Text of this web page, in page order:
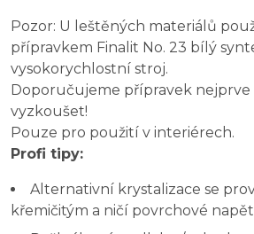
Pozor: U leštěných materiálů
přípravkem Finalit No. 23 bílý
vysokorychlostní stroj.
Doporučujeme přípravek nejprve
vyzkoušet!
Pouze pro použití v interiérech.
Profi tipy:
Alternativní krystalizace se
křemičitým a ničí povrchové